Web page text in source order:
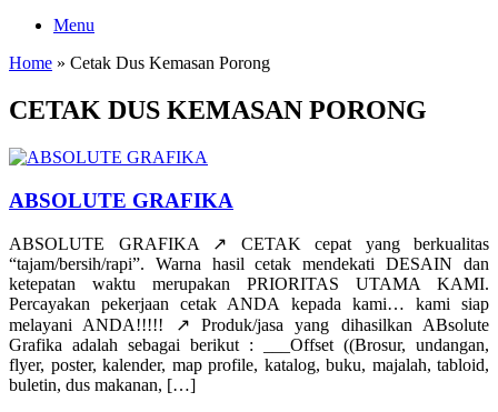
Menu
Home » Cetak Dus Kemasan Porong
CETAK DUS KEMASAN PORONG
ABSOLUTE GRAFIKA
ABSOLUTE GRAFIKA ↗️ CETAK cepat yang berkualitas
“tajam/bersih/rapi”. Warna hasil cetak mendekati DESAIN dan
ketepatan waktu merupakan PRIORITAS UTAMA KAMI.
Percayakan pekerjaan cetak ANDA kepada kami… kami siap
melayani ANDA!!!!! ↗️ Produk/jasa yang dihasilkan ABsolute
Grafika adalah sebagai berikut : ___Offset ((Brosur, undangan,
flyer, poster, kalender, map profile, katalog, buku, majalah, tabloid,
buletin, dus makanan, […]